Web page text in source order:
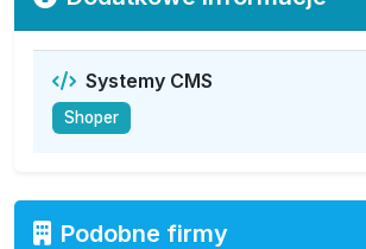
Systemy CMS
Shoper
Podobne firmy